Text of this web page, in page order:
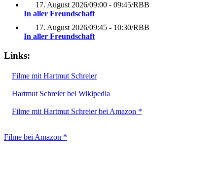
17. August 2026/09:00 - 09:45/RBB
In aller Freundschaft
17. August 2026/09:45 - 10:30/RBB
In aller Freundschaft
Links:
Filme mit Hartmut Schreier
Hartmut Schreier bei Wikipedia
Filme mit Hartmut Schreier bei Amazon *
Filme bei Amazon *